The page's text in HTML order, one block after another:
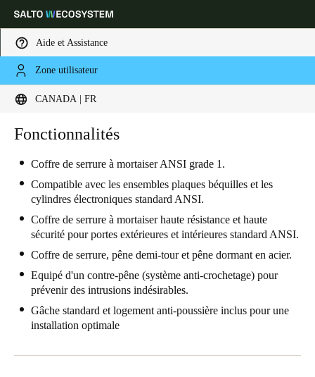
Aide et Assistance
Zone utilisateur
CANADA | FR
Sélectionnez vos paramètres de localisation et de langue
Global Europe
Canada Français
USA
Canada
EnglishFrançais
Fonctionnalités
Coffre de serrure à mortaiser ANSI grade 1.
Compatible avec les ensembles plaques béquilles et les
cylindres électroniques standard ANSI.
Coffre de serrure à mortaiser haute résistance et haute
sécurité pour portes extérieures et intérieures standard ANSI.
Coffre de serrure, pêne demi-tour et pêne dormant en acier.
Equipé d'un contre-pêne (système anti-crochetage) pour
prévenir des intrusions indésirables.
Gâche standard et logement anti-poussière inclus pour une
installation optimale